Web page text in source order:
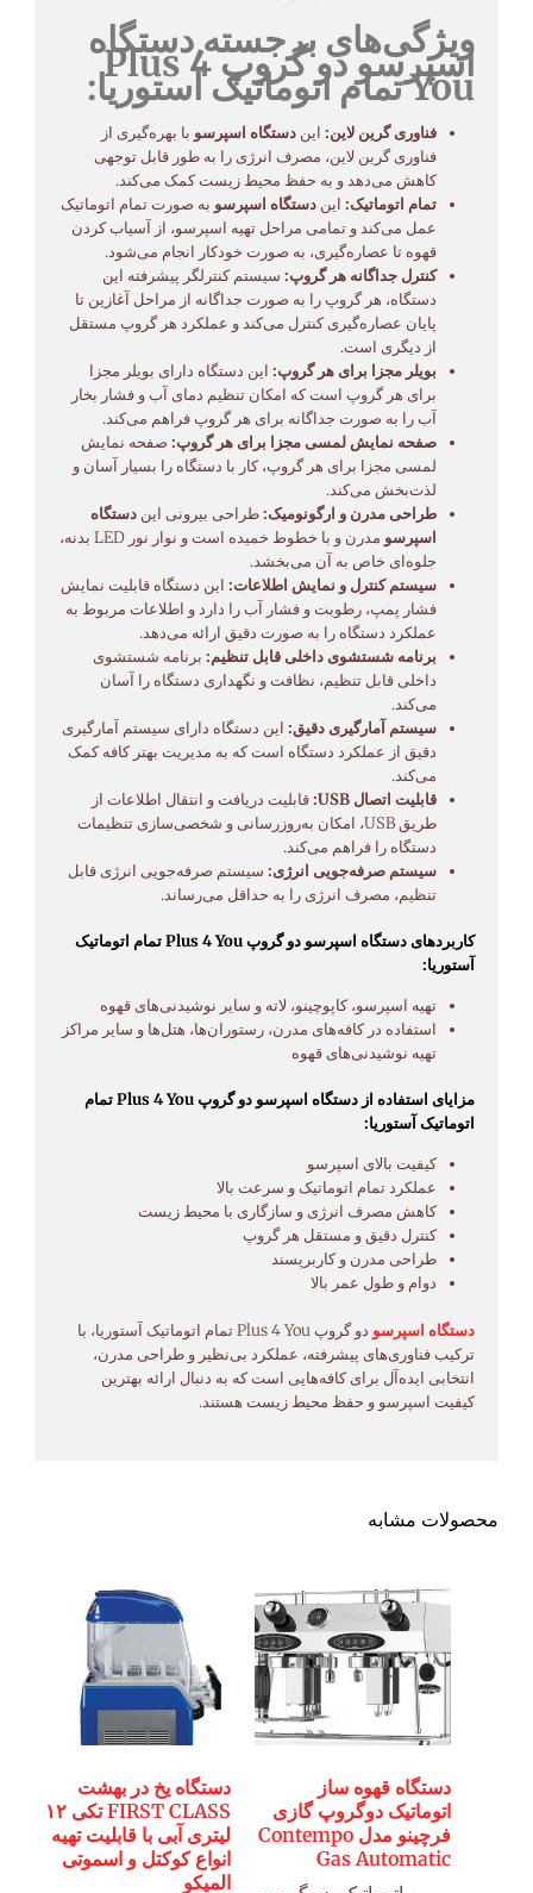
ویژگی‌های برجسته دستگاه
اسپرسو دو گروپ Plus 4
You تمام اتوماتیک آستوریا:
فناوری گرین لاین: ایندستگاه اسپرسو با بهره‌گیری از
فناوری گرین لاین، مصرف انرژی را به طور قابل توجهی
کاهش می‌دهد و به حفظ محیط زیست کمک می‌کند.
تمام اتوماتیک: ایندستگاه اسپرسو به صورت تمام اتوماتیک
عمل می‌کند و تمامی مراحل تهیه اسپرسو، از آسیاب کردن
قهوه تا عصاره‌گیری، به صورت خودکار انجام می‌شود.
کنترل جداگانه هر گروپ: سیستم کنترلگر پیشرفته این
دستگاه، هر گروپ را به صورت جداگانه از مراحل آغازین تا
پایان عصاره‌گیری کنترل می‌کند و عملکرد هر گروپ مستقل
از دیگری است.
بویلر مجزا برای هر گروپ: این دستگاه دارای بویلر مجزا
برای هر گروپ است که امکان تنظیم دمای آب و فشار بخار
آب را به صورت جداگانه برای هر گروپ فراهم می‌کند.
صفحه نمایش لمسی مجزا برای هر گروپ: صفحه نمایش
لمسی مجزا برای هر گروپ، کار با دستگاه را بسیار آسان و
لذت‌بخش می‌کند.
طراحی مدرن و ارگونومیک:طراحی بیرونی ایندستگاه
اسپرسو
مدرن و با خطوط خمیده است و نوار نور LED بدنه،
جلوه‌ای خاص به آن می‌بخشد.
سیستم کنترل و نمایش اطلاعات: این دستگاه قابلیت نمایش
فشار پمپ، رطوبت و فشار آب را دارد و اطلاعات مربوط به
عملکرد دستگاه را به صورت دقیق ارائه می‌دهد.
برنامه شستشوی داخلی قابل تنظیم: برنامه شستشوی
داخلی قابل تنظیم، نظافت و نگهداری دستگاه را آسان
می‌کند.
سیستم آمارگیری دقیق: این دستگاه دارای سیستم آمارگیری
دقیق از عملکرد دستگاه است که به مدیریت بهتر کافه کمک
می‌کند.
قابلیت اتصال USB:
قابلیت دریافت و انتقال اطلاعات از
طریق USB، امکان به‌روزرسانی و شخصی‌سازی تنظیمات
دستگاه را فراهم می‌کند.
سیستم صرفه‌جویی انرژی: سیستم صرفه‌جویی انرژی قابل
تنظیم، مصرف انرژی را به حداقل می‌رساند.
کاربردهای دستگاه اسپرسو دو گروپ Plus 4 You تمام اتوماتیک
آستوریا:
تهیه اسپرسو، کاپوچینو، لاته و سایر نوشیدنی‌های قهوه
استفاده در کافه‌های مدرن، رستوران‌ها، هتل‌ها و سایر مراکز
تهیه نوشیدنی‌های قهوه
مزایای استفاده از دستگاه اسپرسو دو گروپ Plus 4 You تمام
اتوماتیک آستوریا:
کیفیت بالای اسپرسو
عملکرد تمام اتوماتیک و سرعت بالا
کاهش مصرف انرژی و سازگاری با محیط زیست
کنترل دقیق و مستقل هر گروپ
طراحی مدرن و کاربرپسند
دوام و طول عمر بالا
دستگاه اسپرسو
دو گروپ Plus 4 You تمام اتوماتیک آستوریا، با
ترکیب فناوری‌های پیشرفته، عملکرد بی‌نظیر و طراحی مدرن،
انتخابی ایده‌آل برای کافه‌هایی است که به دنبال ارائه بهترین
کیفیت اسپرسو و حفظ محیط زیست هستند.
محصولات مشابه
دستگاه قهوه ساز
اتوماتیک دوگروپ گازی
فرچینو مدل Contempo
Gas Automatic
دستگاه یخ در بهشت
FIRST CLASS تکی ۱۲
لیتری آبی با قابلیت تهیه
انواع کوکتل و اسموتی
المیکو